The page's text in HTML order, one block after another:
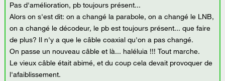
Pas d'amélioration, pb toujours présent...
Alors on s'est dit: on a changé la parabole, on a changé le LNB,
on a changé le décodeur, le pb est toujours présent... que faire
de plus? Il n'y a que le câble coaxial qu'on a pas changé.
On passe un nouveau câble et là... haléluia !!! Tout marche.
Le vieux câble était abimé, et du coup cela devait provoquer de
l'afaiblissement.